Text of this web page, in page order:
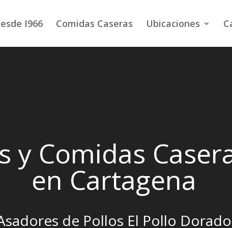
I966 Comidas Caseras Ubicaciones
y Comidas
en Cartagena
de Pollos El Pollo Dorado